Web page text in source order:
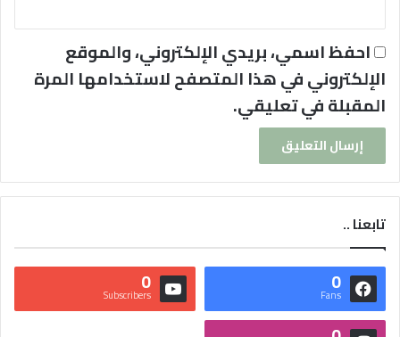
احفظ اسمي، بريدي الإلكتروني، والموقع
الإلكتروني في هذا المتصفح لاستخدامها المرة
المقبلة في تعليقي.
تابعنا ..
0
Fans
0
Subscribers